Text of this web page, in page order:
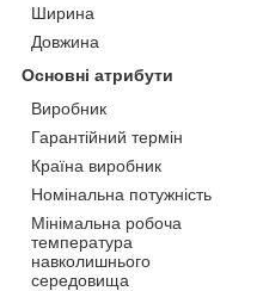
Ширина
Довжина
Основні атрибути
Виробник
Гарантійний термін
Країна виробник
Номінальна потужність
Мінімальна робоча
температура
навколишнього
середовища